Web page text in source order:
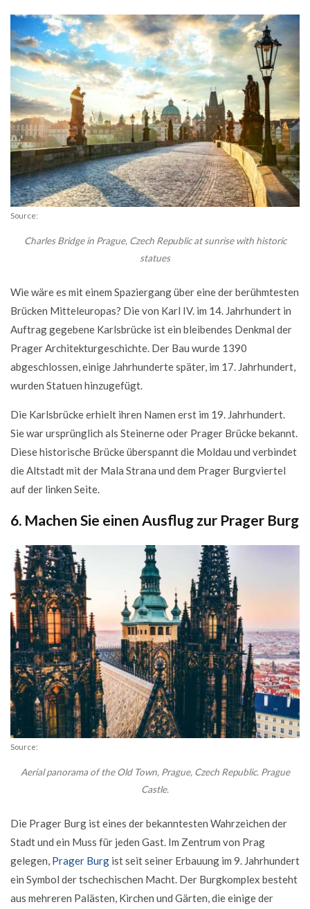
Source:
Charles Bridge in Prague, Czech Republic at sunrise with historic
statues
Wie wäre es mit einem Spaziergang über eine der berühmtesten
Brücken Mitteleuropas? Die von Karl IV. im 14. Jahrhundert in
Auftrag gegebene Karlsbrücke ist ein bleibendes Denkmal der
Prager Architekturgeschichte. Der Bau wurde 1390
abgeschlossen, einige Jahrhunderte später, im 17. Jahrhundert,
wurden Statuen hinzugefügt.
Die Karlsbrücke erhielt ihren Namen erst im 19. Jahrhundert.
Sie war ursprünglich als Steinerne oder Prager Brücke bekannt.
Diese historische Brücke überspannt die Moldau und verbindet
die Altstadt mit der Mala Strana und dem Prager Burgviertel
auf der linken Seite.
6. Machen Sie einen Ausflug zur Prager Burg
Source:
Aerial panorama of the Old Town, Prague, Czech Republic. Prague
Castle.
Die Prager Burg ist eines der bekanntesten Wahrzeichen der
Stadt und ein Muss für jeden Gast. Im Zentrum von Prag
gelegen, Prager Burg ist seit seiner Erbauung im 9. Jahrhundert
ein Symbol der tschechischen Macht. Der Burgkomplex besteht
aus mehreren Palästen, Kirchen und Gärten, die einige der